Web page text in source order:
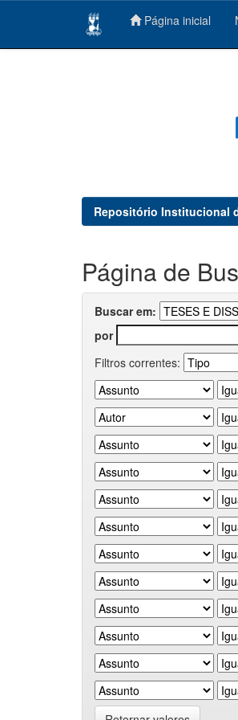
Página inicial
Repositório Institucional
Página de
Buscar em:
por
Filtros correntes: